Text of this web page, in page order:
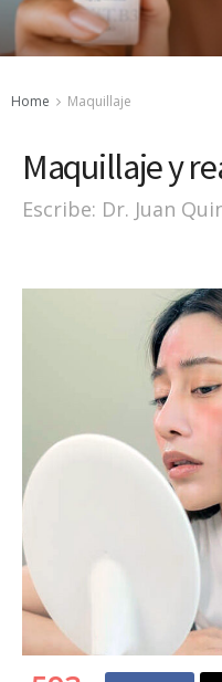
Home Maquillaje
Maquillaje y
Escribe: Dr. Juan